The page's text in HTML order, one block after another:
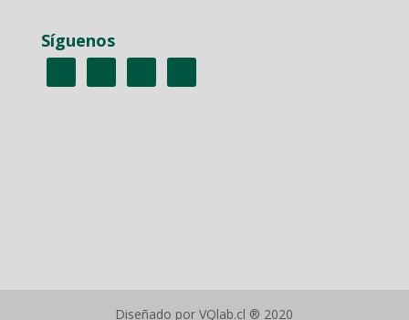
Síguenos
Diseñado por VQlab.cl ® 2020